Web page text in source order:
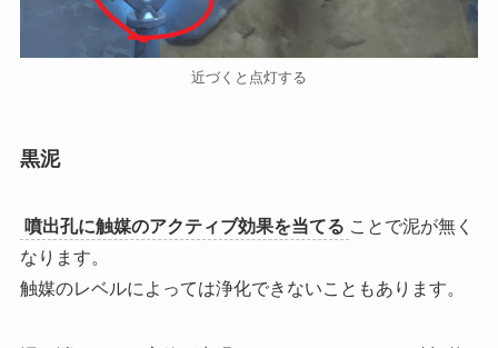
近づくと点灯する
黒泥
噴出孔に触媒のアクティブ効果を当てる ことで泥が無く
なります。
触媒のレベルによっては浄化できないこともあります。